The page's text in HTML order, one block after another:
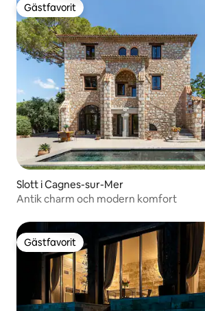
Gästfavorit
Gästfavorit
Slott i Cagnes-sur-Mer
Antik charm och modern komfort
Gästfavorit
Gästfavorit